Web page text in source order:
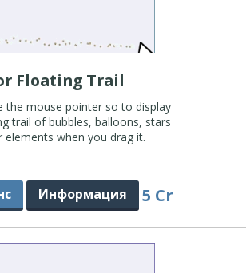
Floating Trail
the mouse pointer so to display
trail of bubbles, balloons, stars
elements when you drag it.
Информация 5 Cr